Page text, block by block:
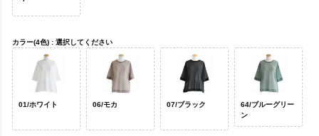
カラー(4色) 選択してください
01/ホワイト 06/モカ 07/ブラック
64/ブルーグリー
ン